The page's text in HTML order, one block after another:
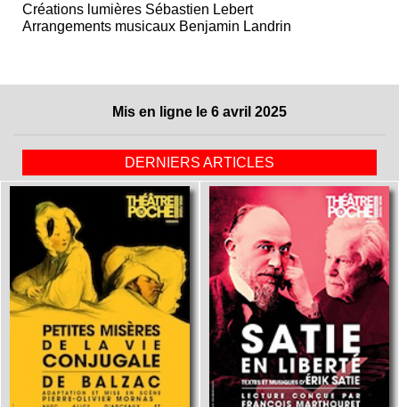
Créations lumières Sébastien Lebert
Arrangements musicaux Benjamin Landrin
Mis en ligne le 6 avril 2025
DERNIERS ARTICLES